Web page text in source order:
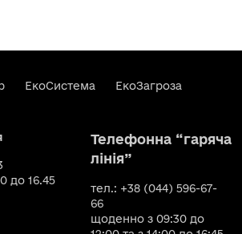
ЕкоСистема ЕкоЗагроза
до 16.45
Телефонна “гаряча
лінія”
тел.: +38 (044) 596-67-
66
щоденно з 09:30 до